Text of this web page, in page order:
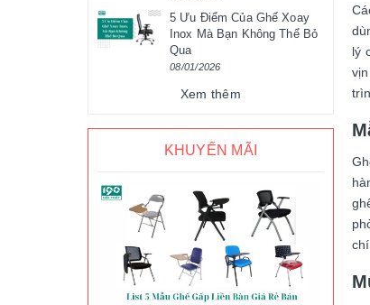
lý
5 Ưu Điểm Của Ghế Xoay
Inox Mà Bạn Không Thể Bỏ
Qua
08/01/2026
Xem thêm
KHUYẾN MÃI